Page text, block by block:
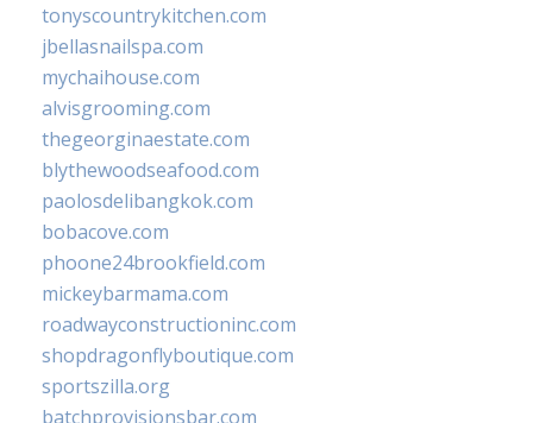
tonyscountrykitchen.com
jbellasnailspa.com
mychaihouse.com
alvisgrooming.com
thegeorginaestate.com
blythewoodseafood.com
paolosdelibangkok.com
bobacove.com
phoone24brookfield.com
mickeybarmama.com
roadwayconstructioninc.com
shopdragonflyboutique.com
sportszilla.org
batchprovisionsbar.com